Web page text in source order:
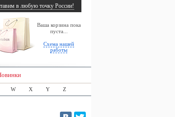
Ваша корзина пока
пуста...
Схема нашей
работы
в любую точку России!
W X Y Z